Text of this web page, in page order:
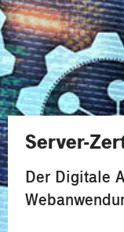
Server-
Der Digitale